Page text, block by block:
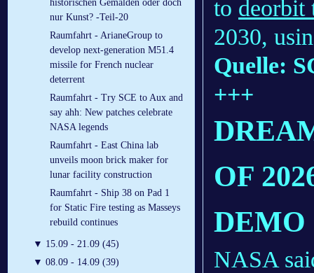
historischen Gemälden oder doch
nur Kunst? -Teil-20
Raumfahrt - ArianeGroup to
develop next-generation M51.4
missile for French nuclear
deterrent
Raumfahrt - Try SCE to Aux and
say ahh: New patches celebrate
NASA legends
Raumfahrt - East China lab
unveils moon brick maker for
lunar facility construction
Raumfahrt - Ship 38 on Pad 1
for Static Fire testing as Masseys
rebuild continues
▼ 15.09 - 21.09 (45)
▼ 08.09 - 14.09 (39)
to deorbit
2030,
Quelle:
+++
OF
DEMO
NASA